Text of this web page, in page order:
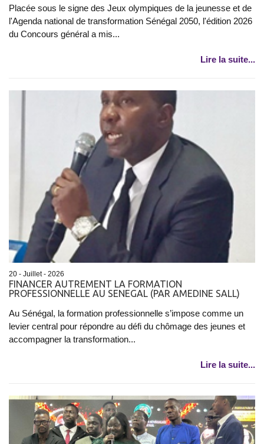
Placée sous le signe des Jeux olympiques de la jeunesse et de
l'Agenda national de transformation Sénégal 2050, l'édition 2026
du Concours général a mis...
Lire la suite...
20 - Juillet - 2026
FINANCER AUTREMENT LA FORMATION
PROFESSIONNELLE AU SENEGAL (PAR AMEDINE SALL)
Au Sénégal, la formation professionnelle s’impose comme un
levier central pour répondre au défi du chômage des jeunes et
accompagner la transformation...
Lire la suite...